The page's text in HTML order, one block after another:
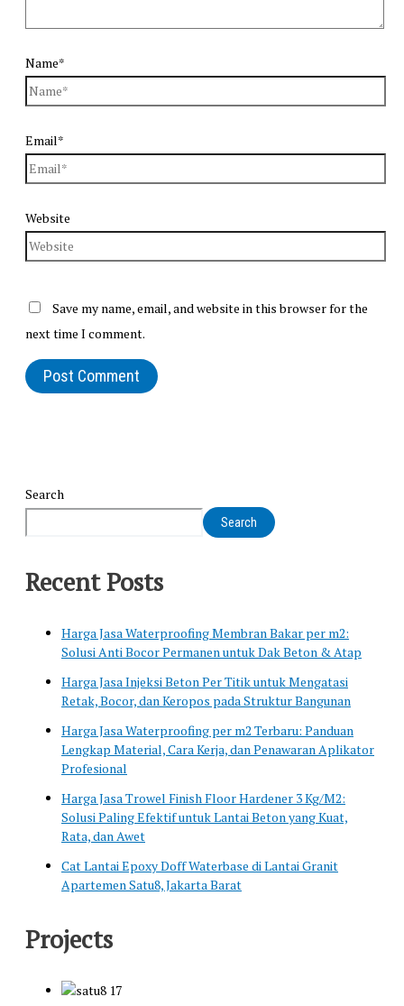
Name*
Email*
Website
Save my name, email, and website in this browser for the
next time I comment.
Search
Search
Recent Posts
Harga Jasa Waterproofing Membran Bakar per m2:
Solusi Anti Bocor Permanen untuk Dak Beton & Atap
Harga Jasa Injeksi Beton Per Titik untuk Mengatasi
Retak, Bocor, dan Keropos pada Struktur Bangunan
Harga Jasa Waterproofing per m2 Terbaru: Panduan
Lengkap Material, Cara Kerja, dan Penawaran Aplikator
Profesional
Harga Jasa Trowel Finish Floor Hardener 3 Kg/M2:
Solusi Paling Efektif untuk Lantai Beton yang Kuat,
Rata, dan Awet
Cat Lantai Epoxy Doff Waterbase di Lantai Granit
Apartemen Satu8, Jakarta Barat
Projects